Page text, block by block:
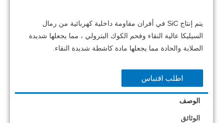
يتم إنتاج SiC في أفران مقاومة داخلية كهربائية من رمال
السيليكا عالية النقاء وفحم الكوك البترولي ، مما يجعلها شديدة
الصلابة والحادة مما يجعلها مادة كاشطة شديدة النقاء.
اطلب اقتباس
الوصف
الوثائق